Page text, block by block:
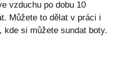
vzduchu po dobu 10
Můžete to dělat v práci i
kde si můžete sundat boty.